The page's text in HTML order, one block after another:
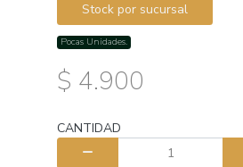
Stock por sucursal
Pocas Unidades.
$ 4.900
CANTIDAD